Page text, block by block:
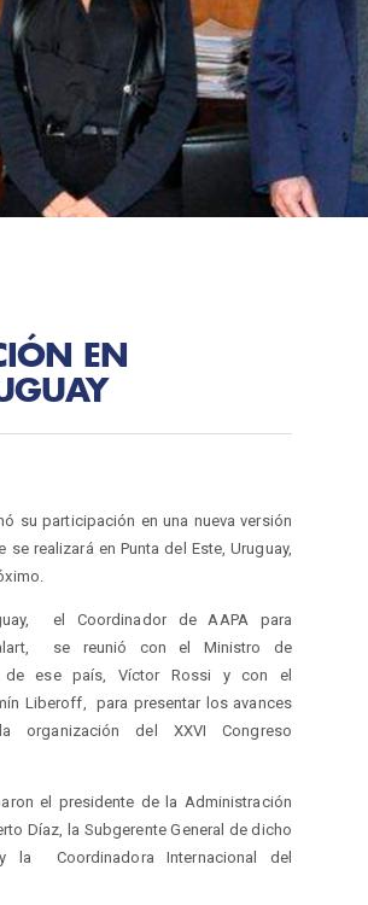
EN
su participación en una nueva versión
se realizará en Punta del Este, Uruguay,
el Coordinador de AAPA para
se reunió con el Ministro de
de ese país, Víctor Rossi y con el
Liberoff, para presentar los avances
del XXVI Congreso
el presidente de la Administración
Díaz, la Subgerente General de dicho
la Coordinadora Internacional del